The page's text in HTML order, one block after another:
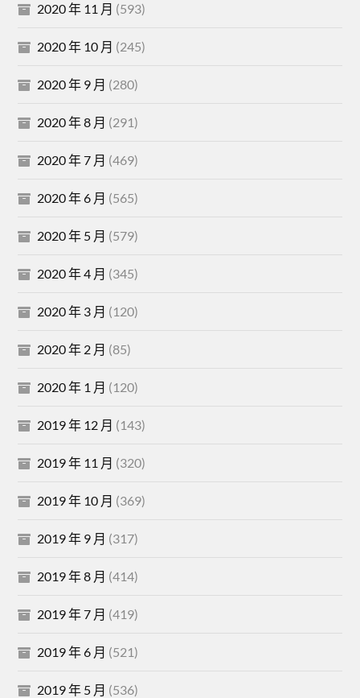
2020 年 11 月 (593)
2020 年 10 月 (245)
2020 年 9 月 (280)
2020 年 8 月 (291)
2020 年 7 月 (469)
2020 年 6 月 (565)
2020 年 5 月 (579)
2020 年 4 月 (345)
2020 年 3 月 (120)
2020 年 2 月 (85)
2020 年 1 月 (120)
2019 年 12 月 (143)
2019 年 11 月 (320)
2019 年 10 月 (369)
2019 年 9 月 (317)
2019 年 8 月 (414)
2019 年 7 月 (419)
2019 年 6 月 (521)
2019 年 5 月 (536)